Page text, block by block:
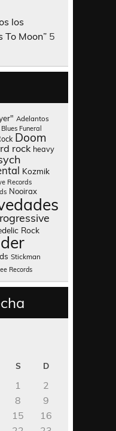
los
To Moon” 5
Adelantos
Blues Funeral
Doom
rock heavy
Kozmik
Records
Nooirax
Rock
Stickman
Records
S D
1
2
8
9
15
16